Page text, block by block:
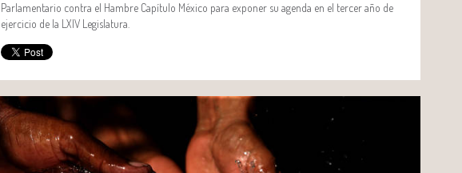
Parlamentario contra el Hambre Capítulo México para exponer su agenda en el tercer año de
ejercicio de la LXIV Legislatura.